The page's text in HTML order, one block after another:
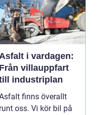
i vardagen:
Från villauppfart
industriplan
finns överallt
runt oss. Vi kör bil på